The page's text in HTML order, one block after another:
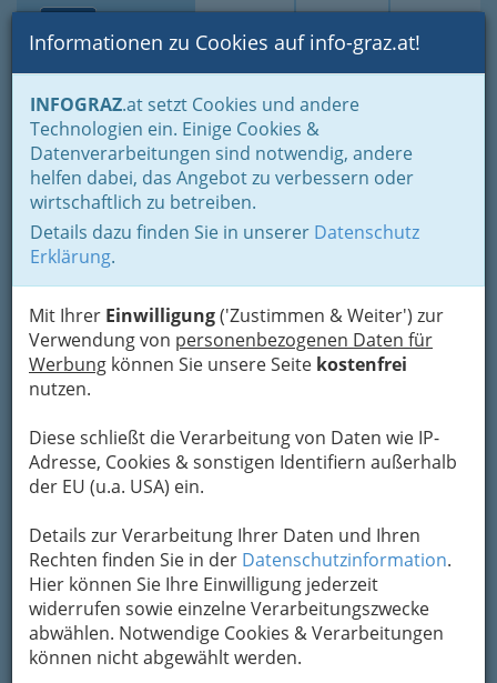
Suche Login Toggle
Informationen zu Cookies auf info-graz.at!
INFOGRAZ.at setzt Cookies und andere
Technologien ein. Einige Cookies &
Datenverarbeitungen sind notwendig, andere
helfen dabei, das Angebot zu verbessern oder
wirtschaftlich zu betreiben.
Details dazu finden Sie in unserer Datenschutz
Erklärung.
Mit Ihrer Einwilligung('Zustimmen & Weiter') zur
Verwendung von personenbezogenen Daten für
Werbung können Sie unsere Seite kostenfrei
nutzen.
Diese schließt die Verarbeitung von Daten wie IP-
Adresse, Cookies & sonstigen Identifiern außerhalb
der EU (u.a. USA) ein.
Details zur Verarbeitung Ihrer Daten und Ihren
Rechten finden Sie in der Datenschutzinformation.
Hier können Sie Ihre Einwilligung jederzeit
widerrufen sowie einzelne Verarbeitungszwecke
abwählen. Notwendige Cookies & Verarbeitungen
können nicht abgewählt werden.
Home Lifestyle Kunst & Kultur Adressen Museen
Kulturverein Sensenwerk
Deutschfeistritz
Rudolf Klug Gasse 73, 8121 Deutschfeistritz
+43 3127 4220 - 0
+43 3127 4220 - 3
Bewundern Sie die sechs funktionsfähige
Wasserräder, die schwere Hämmer und
zeigt Ihnen wie der Schmied das glühende Eisen
mit den schweren Wasserrädern betriebenen
Hämmern bearbeitet und glühende Eisen formt.
vergangenen Jahrhunderte spürbar.
Informieren Sie sich auch über die
Kulturveranstaltungen wie Theater- und
Kabarettaufführungen im Sensenwerk.
Karte